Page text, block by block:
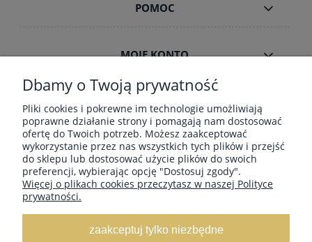
POMOC
MOJE KONTO
ZAMÓWIENIA HURT B2B
Dostawa GRATIS ! za zakupy powyżej 190
zł Paczkomaty, Kurier InPost, Kurier DPD,
Poczta-Pocztex
Dbamy o Twoją prywatność
Pliki cookies i pokrewne im technologie umożliwiają
poprawne działanie strony i pomagają nam dostosować
ofertę do Twoich potrzeb. Możesz zaakceptować
wykorzystanie przez nas wszystkich tych plików i przejść
do sklepu lub dostosować użycie plików do swoich
preferencji, wybierając opcję "Dostosuj zgody".
Więcej o plikach cookies przeczytasz w naszej Polityce
prywatności.
zaakceptuj tylko niezbędne